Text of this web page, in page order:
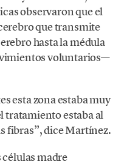
observaron que el
que transmite
hasta la médula
voluntarios—
esta zona estaba muy
tratamiento estaba al
fibras”, dice Martínez.
madre